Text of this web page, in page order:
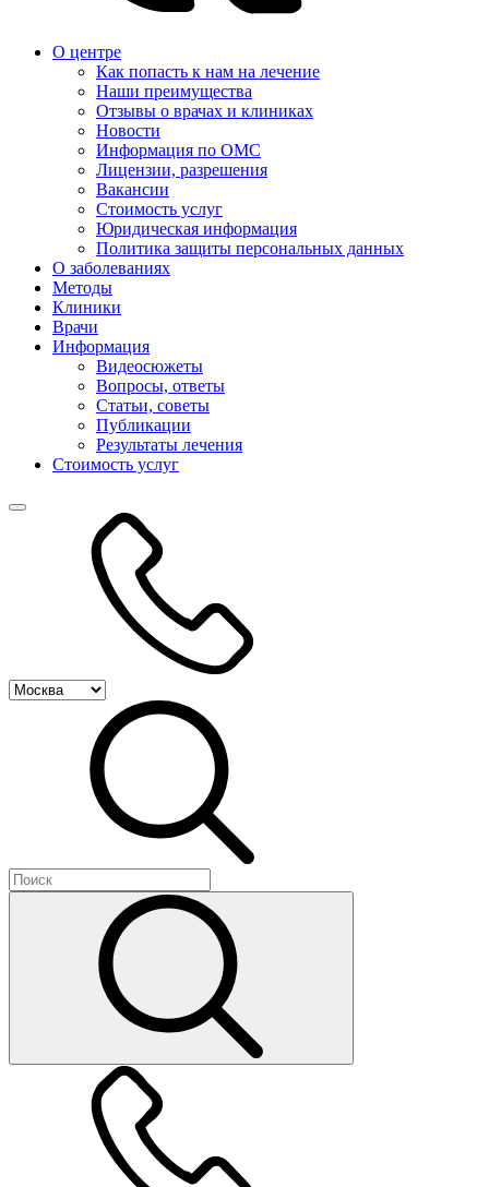
О центре
Как попасть к нам на лечение
Наши преимущества
Отзывы о врачах и клиниках
Новости
Информация по ОМС
Лицензии, разрешения
Вакансии
Стоимость услуг
Юридическая информация
Политика защиты персональных данных
О заболеваниях
Методы
Клиники
Врачи
Информация
Видеосюжеты
Вопросы, ответы
Статьи, советы
Публикации
Результаты лечения
Стоимость услуг